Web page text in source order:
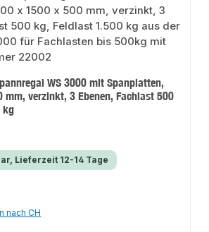
WS 3000 mit Spanplatten,
mm, verzinkt, 3 Ebenen, Fachlast 500
kg
Lieferzeit 12-14 Tage
nach CH